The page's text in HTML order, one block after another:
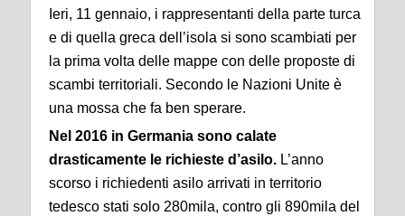
Ieri, 11 gennaio, i rappresentanti della parte turca
e di quella greca dell’isola si sono scambiati per
la prima volta delle mappe con delle proposte di
scambi territoriali. Secondo le Nazioni Unite è
una mossa che fa ben sperare.
Nel 2016 in Germania sono calate
drasticamente le richieste d’asilo. L’anno
scorso i richiedenti asilo arrivati in territorio
tedesco stati solo 280mila, contro gli 890mila del